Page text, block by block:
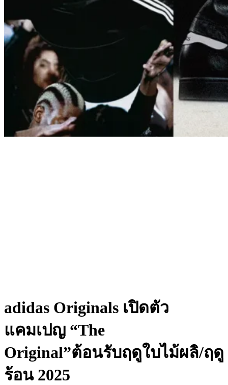
adidas Originals เปิดตัว
แคมเปญ “The
Original”ต้อนรับฤดูใบไม้ผลิ/ฤดู
ร้อน 2025